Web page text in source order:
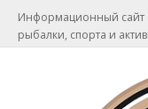
Информационный сайт
рыбалки, спорта и